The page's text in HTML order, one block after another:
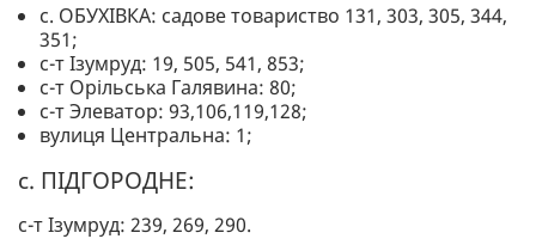
с. ОБУХІВКА: садове товариство 131, 303, 305, 344,
351;
с-т Ізумруд: 19, 505, 541, 853;
с-т Орільська Галявина: 80;
с-т Элеватор: 93,106,119,128;
вулиця Центральна: 1;
с. ПІДГОРОДНЕ:
с-т Ізумруд: 239, 269, 290.